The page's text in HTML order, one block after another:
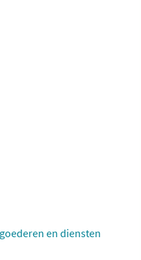
en diensten